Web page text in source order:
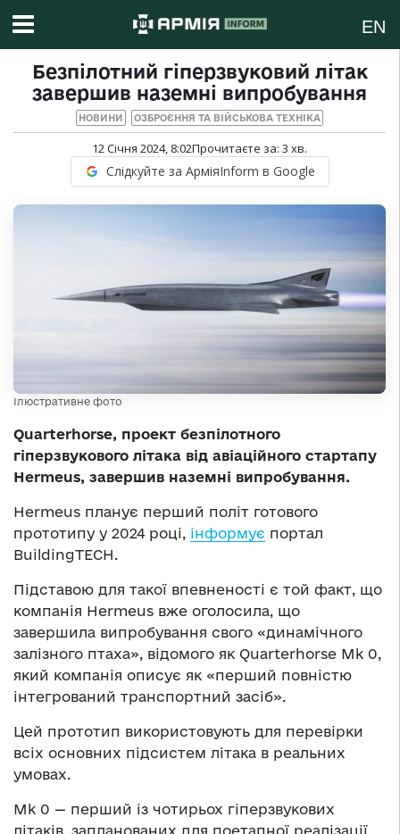
EN
Безпілотний гіперзвуковий літак
завершив наземні випробування
НОВИНИ ОЗБРОЄННЯ ТА ВІЙСЬКОВА ТЕХНІКА
12 Січня 2024, 8:02Прочитаєте за: 3 хв.
Слідкуйте за АрміяInform в Google
Ілюстративне фото
Quarterhorse, проект безпілотного
гіперзвукового літака від авіаційного стартапу
Hermeus, завершив наземні випробування.
Hermeus планує перший політ готового
прототипу у 2024 році, інформує портал
BuildingTECH.
Підставою для такої впевненості є той факт, що
компанія Hermeus вже оголосила, що
завершила випробування свого «динамічного
залізного птаха», відомого як Quarterhorse Mk 0,
який компанія описує як «перший повністю
інтегрований транспортний засіб».
Цей прототип використовують для перевірки
всіх основних підсистем літака в реальних
умовах.
Mk 0 — перший із чотирьох гіперзвукових
літаків, запланованих для поетапної реалізації